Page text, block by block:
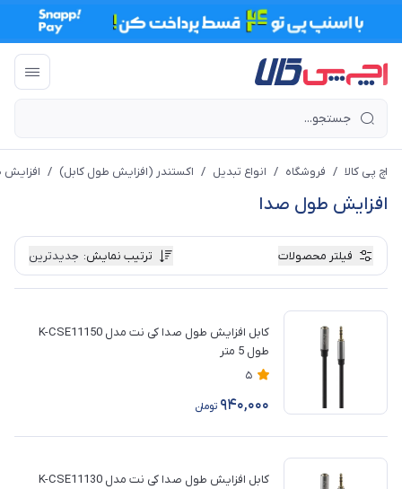
اچ پی کالا / فروشگاه / انواع تبدیل / اکستندر (افزایش طول کابل) /
افزایش طول صدا
فیلتر محصولات ترتیب نمایش: جدیدترین
کابل افزایش طول صدا کی نت مدل K-CSE11150
طول 5 متر
5
940,000 تومان
کابل افزایش طول صدا کی نت مدل K-CSE11130